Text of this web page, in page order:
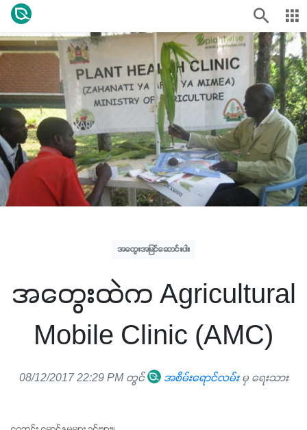
အတွေးအမြင်ဆောင်းပါး
အတွေးထဲက Agricultural
Mobile Clinic (AMC)
08/12/2017 22:29 PM တွင် အစိမ်းရောင်လမ်းမှ ရေးသား